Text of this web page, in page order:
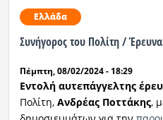
Ελλάδα
Συνήγορος του Πολίτη /
Πέμπτη, 08/02/2024 - 18:29
Εντολή αυτεπάγγελτης
Πολίτη, Ανδρέας Ποττάκης,